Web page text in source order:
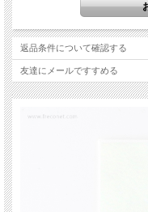
返品条件について確認する
友達にメールですすめる